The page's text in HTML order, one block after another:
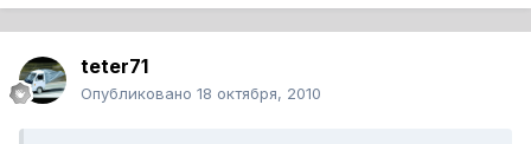
teter71
Опубликовано 18 октября, 2010